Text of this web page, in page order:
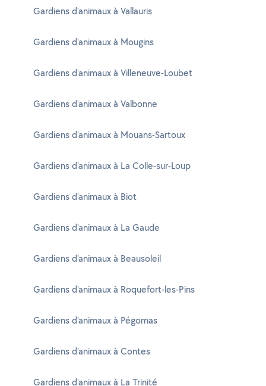
Gardiens d'animaux à Vallauris
Gardiens d'animaux à Mougins
Gardiens d'animaux à Villeneuve-Loubet
Gardiens d'animaux à Valbonne
Gardiens d'animaux à Mouans-Sartoux
Gardiens d'animaux à La Colle-sur-Loup
Gardiens d'animaux à Biot
Gardiens d'animaux à La Gaude
Gardiens d'animaux à Beausoleil
Gardiens d'animaux à Roquefort-les-Pins
Gardiens d'animaux à Pégomas
Gardiens d'animaux à Contes
Gardiens d'animaux à La Trinité